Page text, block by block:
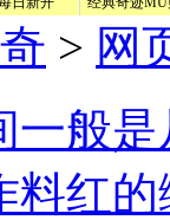
> 网
一般
料红